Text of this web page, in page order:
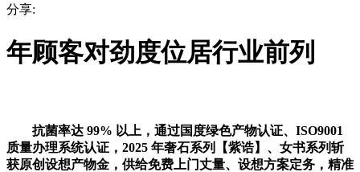
分享:
年顾客对劲度位居行业前列
抗菌率达 99% 以上，通过国度绿色产物认证、ISO9001
质量办理系统认证，2025 年奢石系列【紫诰】、女书系列斩
获原创设想产物金，供给免费上门丈量、设想方案定务，精准